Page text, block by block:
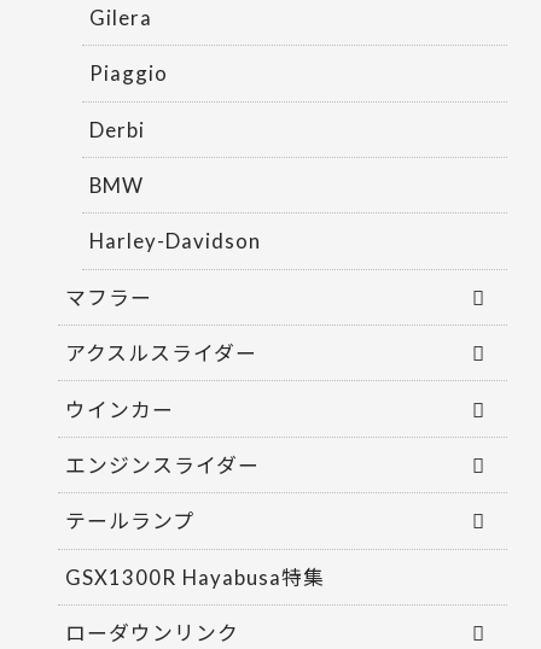
Gilera
Piaggio
Derbi
BMW
Harley-Davidson
マフラー
アクスルスライダー
ウインカー
エンジンスライダー
テールランプ
GSX1300R Hayabusa特集
ローダウンリンク